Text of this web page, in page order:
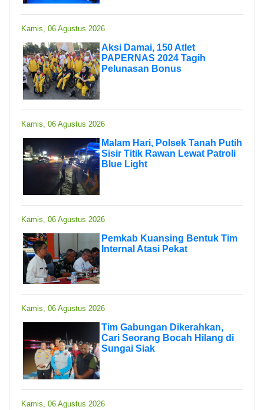
Kamis, 06 Agustus 2026
Aksi Damai, 150 Atlet
PAPERNAS 2024 Tagih
Pelunasan Bonus
Kamis, 06 Agustus 2026
Malam Hari, Polsek Tanah Putih
Sisir Titik Rawan Lewat Patroli
Blue Light
Kamis, 06 Agustus 2026
Pemkab Kuansing Bentuk Tim
Internal Atasi Pekat
Kamis, 06 Agustus 2026
Tim Gabungan Dikerahkan,
Cari Seorang Bocah Hilang di
Sungai Siak
Kamis, 06 Agustus 2026